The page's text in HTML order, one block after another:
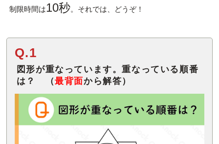
制限時間は10秒。それでは、どうぞ！
Q.1
図形が重なっています。重なっている順番
は？ （最背面から解答）